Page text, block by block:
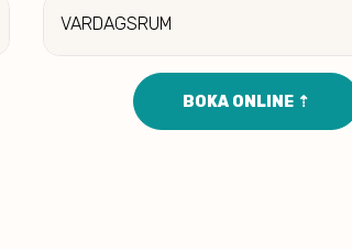
VARDAGSRUM
BOKA ONLINE ⇡